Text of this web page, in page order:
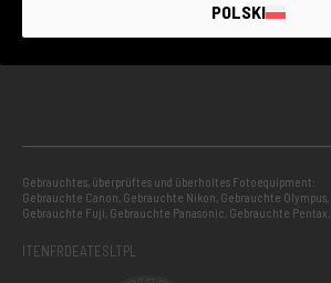
Gebrauchtes, überprüftes und überholtes Fotoequipment:
Gebrauchte Canon, Gebrauchte Nikon, Gebrauchte Olympus,
Gebrauchte Fuji, Gebrauchte Panasonic, Gebrauchte Pentax,
ITENFRDEATESLTPL
POLSKI